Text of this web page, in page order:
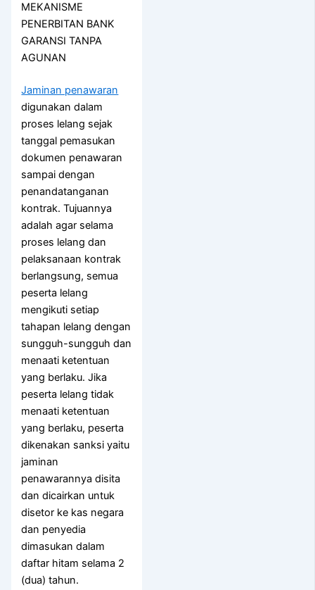
MEKANISME
PENERBITAN BANK
GARANSI TANPA
AGUNAN
Jaminan penawaran
digunakan dalam
proses lelang sejak
tanggal pemasukan
dokumen penawaran
sampai dengan
penandatanganan
kontrak. Tujuannya
adalah agar selama
proses lelang dan
pelaksanaan kontrak
berlangsung, semua
peserta lelang
mengikuti setiap
tahapan lelang dengan
sungguh-sungguh dan
menaati ketentuan
yang berlaku. Jika
peserta lelang tidak
menaati ketentuan
yang berlaku, peserta
dikenakan sanksi yaitu
jaminan
penawarannya disita
dan dicairkan untuk
disetor ke kas negara
dan penyedia
dimasukan dalam
daftar hitam selama 2
(dua) tahun.